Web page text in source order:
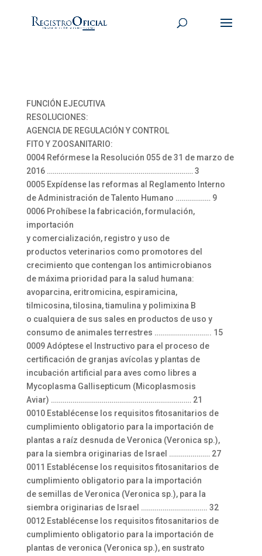
FUNCIÓN EJECUTIVA
RESOLUCIONES:
AGENCIA DE REGULACIÓN Y CONTROL
FITO Y ZOOSANITARIO:
0004 Refórmese la Resolución 055 de 31 de marzo de
2016 ………………………………………………………………… 3
0005 Expídense las reformas al Reglamento Interno
de Administración de Talento Humano ……………… 9
0006 Prohíbese la fabricación, formulación,
importación
y comercialización, registro y uso de
productos veterinarios como promotores del
crecimiento que contengan los antimicrobianos
de máxima prioridad para la salud humana:
avoparcina, eritromicina, espiramicina,
tilmicosina, tilosina, tiamulina y polimixina B
o cualquiera de sus sales en productos de uso y
consumo de animales terrestres ……………………….. 15
0009 Adóptese el Instructivo para el proceso de
certificación de granjas avícolas y plantas de
incubación artificial para aves como libres a
Mycoplasma Gallisepticum (Micoplasmosis
Aviar) ……………………………………………………………… 21
0010 Establécense los requisitos fitosanitarios de
cumplimiento obligatorio para la importación de
plantas a raíz desnuda de Veronica (Veronica sp.),
para la siembra originarias de Israel ………………… 27
0011 Establécense los requisitos fitosanitarios de
cumplimiento obligatorio para la importación
de semillas de Veronica (Veronica sp.), para la
siembra originarias de Israel ……………………………. 32
0012 Establécense los requisitos fitosanitarios de
cumplimiento obligatorio para la importación de
plantas de veronica (Veronica sp.), en sustrato